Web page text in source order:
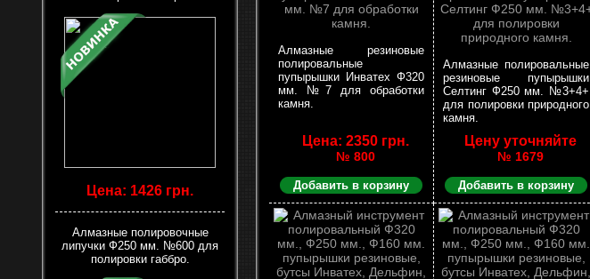
Цена: 1426 грн.
Алмазные полировочные
липучки Ф250 мм. №600 для
полировки габбро.
Алмазные резиновые
полировальные
пупырышки Инватех Ф320
мм. №7 для обработки
камня.
Цена: 2350 грн.
№ 800
Добавить в корзину
Алмазные полировальные
резиновые пупырышки
Селтинг Ф250 мм. №3+4+
для полировки природного
камня.
Цену уточняйте
№ 1679
Добавить в корзину